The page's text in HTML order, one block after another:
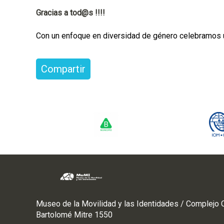
Gracias a tod@s !!!!
Con un enfoque en diversidad de género
Compartir
Museo de la Movilidad y las Identidades / Complejo
Bartolomé Mitre 1550